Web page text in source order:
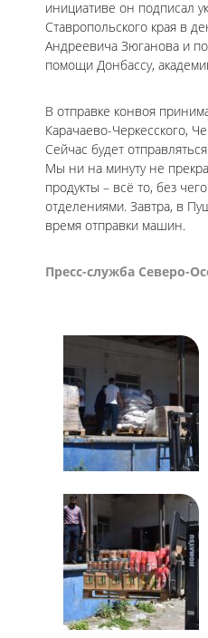
инициативе он подписал
Ставропольского края в
Андреевича Зюганова и
помощи Донбассу,
В отправке конвоя
Карачаево-Черкесского,
Сейчас будет
Мы ни на минуту не
продукты – всё то, без
отделениями. Завтра, в
время отправки машин.
Пресс-служба Северо-